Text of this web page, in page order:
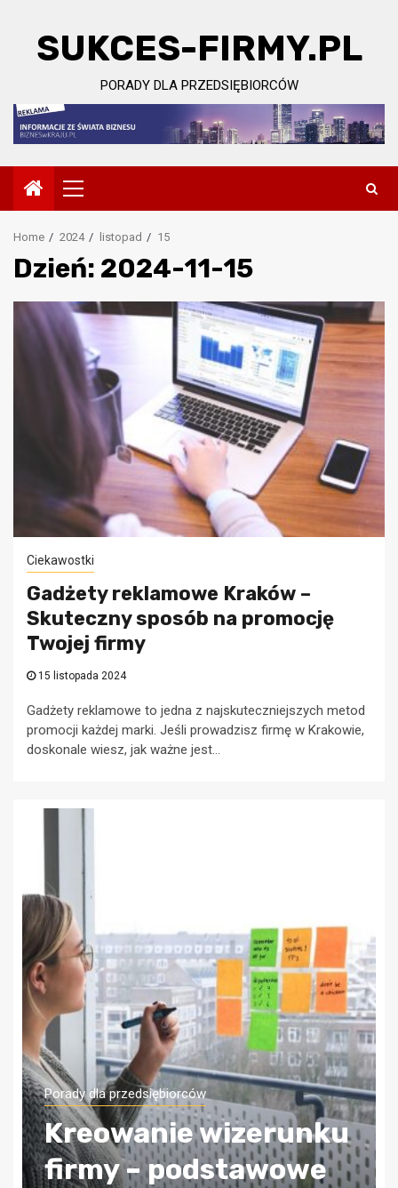
contentSUKCES-FIRMY.PL
PORADY DLA PRZEDSIĘBIORCÓW
Primary
Menu
Home 2024 listopad 15
Dzień: 2024-11-15
Ciekawostki
Gadżety reklamowe Kraków –
Skuteczny sposób na promocję
Twojej firmy
15 listopada 2024
Gadżety reklamowe to jedna z najskuteczniejszych metod
promocji każdej marki. Jeśli prowadzisz firmę w Krakowie,
doskonale wiesz, jak ważne jest...
Porady dla przedsiębiorców
Jak zapewnić sobie
bezpieczeństwo
finansowe firmy?
Wybierz odpowiednią